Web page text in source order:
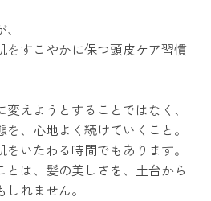
をすこやかに保つ頭皮ケア習慣
えようとすることではなく、
、心地よく続けていくこと。
いたわる時間でもあります。
とは、髪の美しさを、土台から
れません。